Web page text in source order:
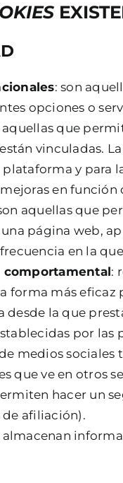
: son
opciones o
aquellas que
vinculadas.
y para
en función
aquellas que
página web,
en la
:
forma más eficaz
la que
por
medios
que ve en otros
hacer un
afiliación).
almacenan